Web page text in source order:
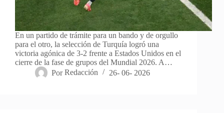
En un partido de trámite para un bando y de orgullo
para el otro, la selección de Turquía logró una
victoria agónica de 3-2 frente a Estados Unidos en el
cierre de la fase de grupos del Mundial 2026. A…
Por Redacción 26- 06- 2026